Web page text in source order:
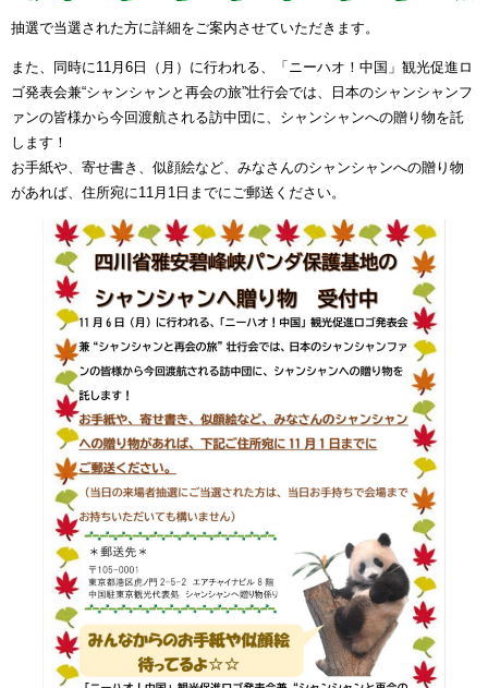
抽選で当選された方に詳細をご案内させていただきます。
また、同時に11月6日（月）に行われる、「ニーハオ！中国」観光促進ロ
ゴ発表会兼“シャンシャンと再会の旅”壮行会では、日本のシャンシャンフ
ァンの皆様から今回渡航される訪中団に、シャンシャンへの贈り物を託
します！
お手紙や、寄せ書き、似顔絵など、みなさんのシャンシャンへの贈り物
があれば、住所宛に11月1日までにご郵送ください。